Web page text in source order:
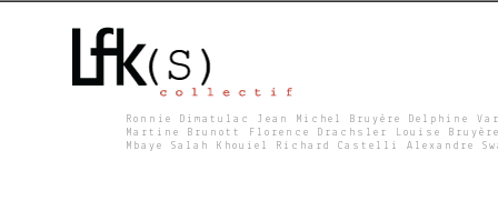
Ronnie Dimatulac Jean Michel Bruyère Delphine
Martine Brunott Florence Drachsler Louise
Mbaye Salah Khouiel Richard Castelli Alexandre